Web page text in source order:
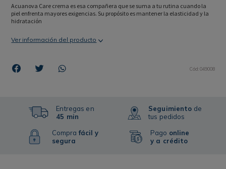
Acuanova Care crema es esa compañera que se suma a tu rutina cuando la
piel enfrenta mayores exigencias. Su propósito es mantener la elasticidad y la
hidratación
Ver información del producto
Cód:049008
Entregas en
45 min
Comprafácil y
segura
Seguimiento de
tus pedidos
Pago online
y a crédito